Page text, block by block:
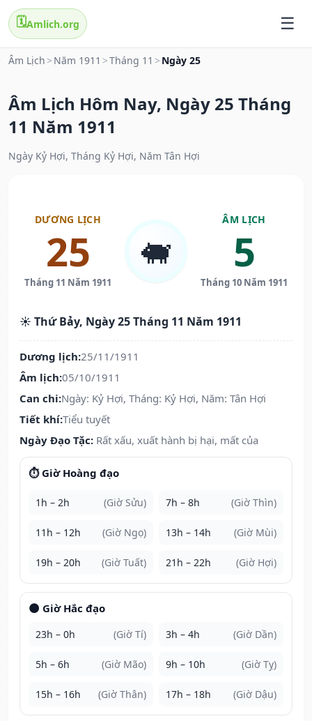
🗓️Amlich.org
Âm Lịch > Năm 1911 >Tháng 11 > Ngày 25
Âm Lịch Hôm Nay, Ngày 25 Tháng
11 Năm 1911
Ngày Kỷ Hợi, Tháng Kỷ Hợi, Năm Tân Hợi
DƯƠNG LỊCH
25
Tháng 11 Năm 1911
🐖
ÂM LỊCH
5
Tháng 10 Năm 1911
☀️ Thứ Bảy, Ngày 25 Tháng 11 Năm 1911
Dương lịch:25/11/1911
Âm lịch:05/10/1911
Can chi:Ngày: Kỷ Hợi, Tháng: Kỷ Hợi, Năm: Tân Hợi
Tiết khí:Tiểu tuyết
Ngày Đạo Tặc: Rất xấu, xuất hành bị hại, mất của
⏱️ Giờ Hoàng đạo
1h – 2h (Giờ Sửu) 7h – 8h (Giờ Thìn)
11h – 12h (Giờ Ngọ) 13h – 14h (Giờ Mùi)
19h – 20h (Giờ Tuất) 21h – 22h (Giờ Hợi)
🌑 Giờ Hắc đạo
23h – 0h (Giờ Tí) 3h – 4h (Giờ Dần)
5h – 6h (Giờ Mão) 9h – 10h (Giờ Tỵ)
15h – 16h (Giờ Thân) 17h – 18h (Giờ Dậu)